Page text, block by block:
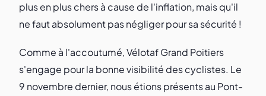
plus en plus chers à cause de l'inflation, mais qu'il
ne faut absolument pas négliger pour sa sécurité !
Comme à l'accoutumé, Vélotaf Grand Poitiers
s'engage pour la bonne visibilité des cyclistes. Le
9 novembre dernier, nous étions présents au Pont-